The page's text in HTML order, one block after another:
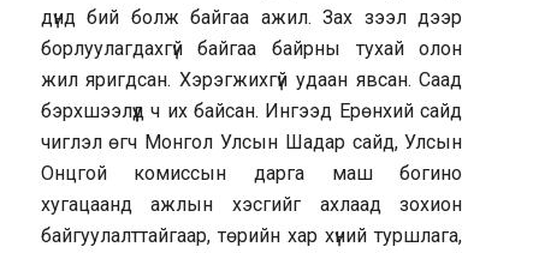
дүнд бий болж байгаа ажил. Зах зээл дээр
борлуулагдахгүй байгаа байрны тухай олон
жил яригдсан. Хэрэгжихгүй удаан явсан. Саад
бэрхшээлүүд ч их байсан. Ингээд Ерөнхий сайд
чиглэл өгч Монгол Улсын Шадар сайд, Улсын
Онцгой комиссын дарга маш богино
хугацаанд ажлын хэсгийг ахлаад зохион
байгуулалттайгаар, төрийн хар хүний туршлага,